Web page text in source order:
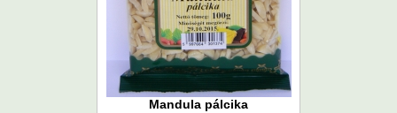
Mandula pálcika